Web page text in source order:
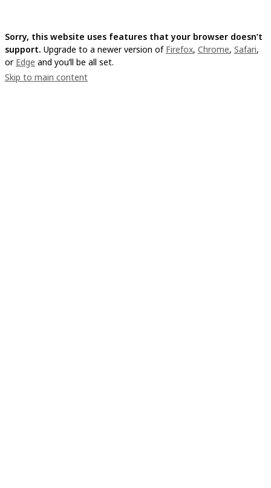
Sorry, this website uses features that your browser doesn’t
support. Upgrade to a newer version of Firefox, Chrome, Safari,
or Edge and you’ll be all set.
Skip to main content